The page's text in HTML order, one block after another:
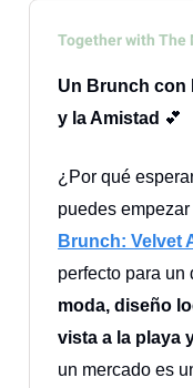
Together with The
Un Brunch con
y la Amistad 💕
¿Por qué
puedes
Brunch: Velvet
perfecto para un
moda, diseño
vista a la playa
un mercado es